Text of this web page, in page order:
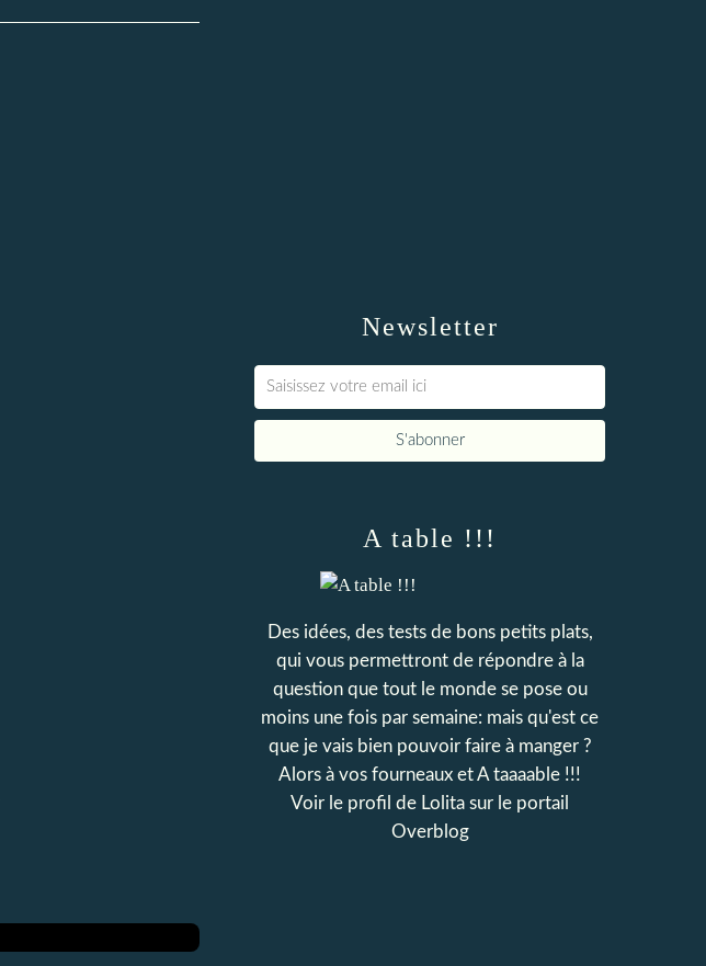
Newsletter
A table !!!
Des idées, des tests de bons petits plats,
qui vous permettront de répondre à la
question que tout le monde se pose ou
moins une fois par semaine: mais qu'est ce
que je vais bien pouvoir faire à manger ?
Alors à vos fourneaux et A taaaable !!!
Voir le profil de Lolita sur le portail
Overblog